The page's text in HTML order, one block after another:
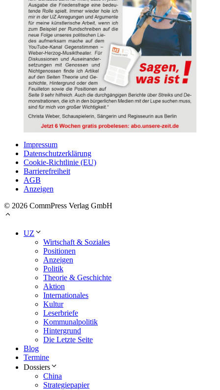
Impressum
Datenschutzerklärung
Cookie-Richtlinie (EU)
Barrierefreiheit
AGB
Anzeigen
© 2026 CommPress Verlag GmbH
UZ
Wirtschaft & Soziales
Positionen
Anzeigen
Politik
Theorie & Geschichte
Aktion
Internationales
Kultur
Leserbriefe
Kommunalpolitik
Hintergrund
Die Letzte Seite
Blog
Termine
Dossiers
China
Strategiepapier